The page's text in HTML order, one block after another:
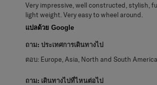
Very impressive, well constructed, stylish,
light weight. Very easy to wheel around.
แปลด้วย Google
ถาม: ประเทศการเดินทางไป
ตอบ: Europe, Asia, North and South
ถาม: เดินทางไปที่ไหนต่อไป